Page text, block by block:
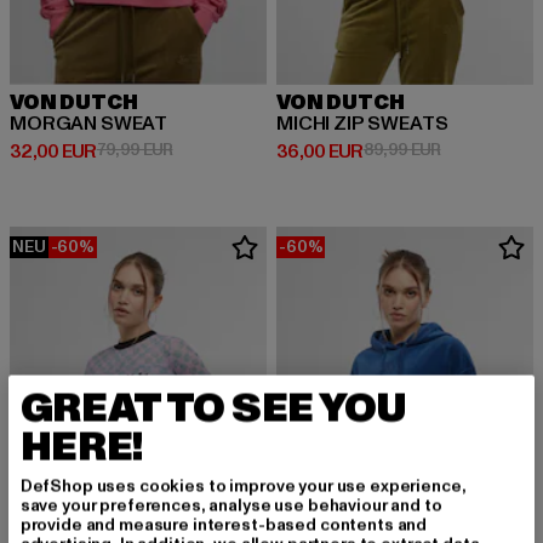
VON DUTCH
MORGAN SWEAT
32,00 EUR
Derzeitiger Preis: 32,00 EUR
79,99 EURAktionspreis: 79,99 EUR
VON DUTCH
MICHI ZIP SWEATS
36,00 EUR
Derzeitiger Preis: 36,00 EUR
89,99 EURAktionspreis:
NEU -60% -60%
GREAT TO SEE YOU
HERE!
DefShop uses cookies to improve your use experience,
save your preferences, analyse use behaviour and to
provide and measure interest-based contents and